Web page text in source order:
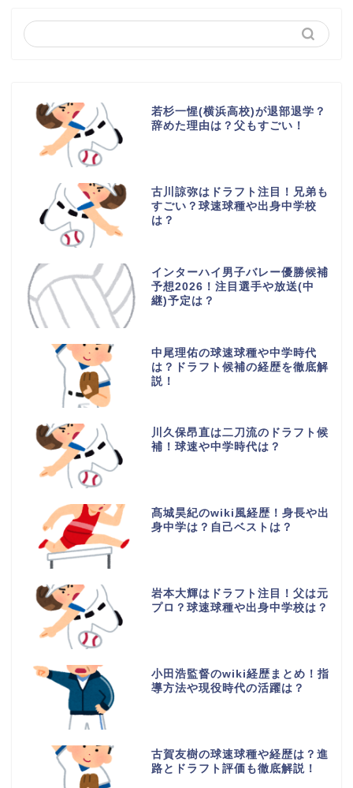
若杉一惺(横浜高校)が退部退学？
辞めた理由は？父もすごい！
古川諒弥はドラフト注目！兄弟も
すごい？球速球種や出身中学校
は？
インターハイ男子バレー優勝候補
予想2026！注目選手や放送(中
継)予定は？
中尾理佑の球速球種や中学時代
は？ドラフト候補の経歴を徹底解
説！
川久保昂直は二刀流のドラフト候
補！球速や中学時代は？
髙城昊紀のwiki風経歴！身長や出
身中学は？自己ベストは？
岩本大輝はドラフト注目！父は元
プロ？球速球種や出身中学校は？
小田浩監督のwiki経歴まとめ！指
導方法や現役時代の活躍は？
古賀友樹の球速球種や経歴は？進
路とドラフト評価も徹底解説！